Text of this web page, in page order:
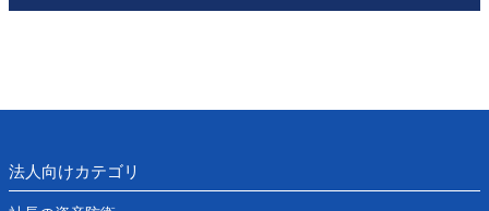
法人向けカテゴリ